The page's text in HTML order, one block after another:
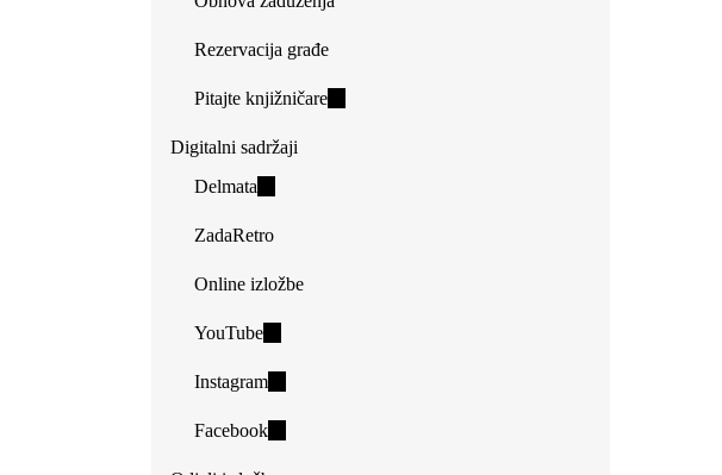
Rezervacija građe
Pitajte knjižničare(link
Digitalni sadržaji
Delmata
external)
ZadaRetro
Online izložbe
YouTube(link
external)
Instagram(link
external)
Facebook(link